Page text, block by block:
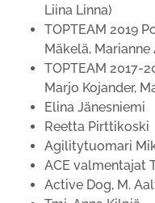
Liina Linna)
TOPTEAM 2019
Mäkelä, Marianne
TOPTEAM 2017-
Marjo Kojander,
Elina Jänesniemi
Reetta Pirttikoski
Agilitytuomari
ACE valmentajat
Active Dog, M.